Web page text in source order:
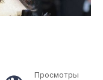
Просмотры